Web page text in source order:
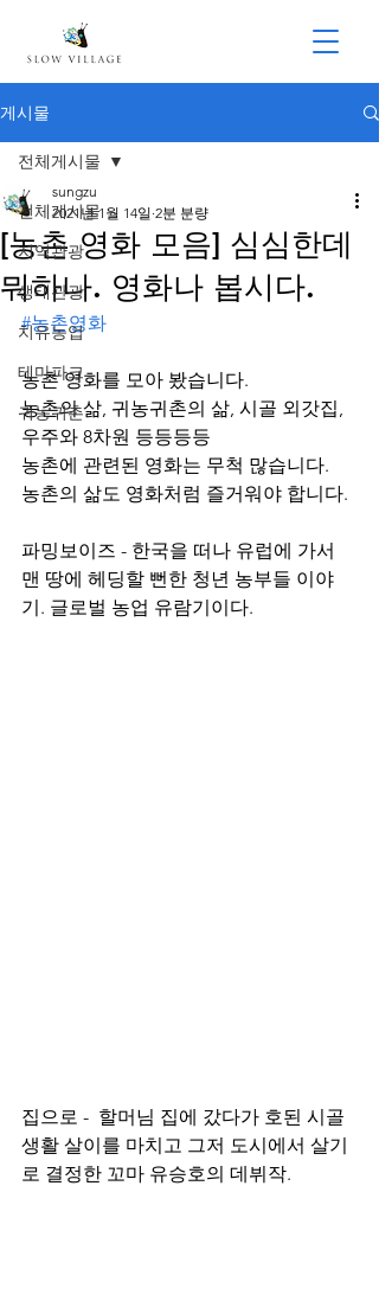
게시물
전체게시물
지역관광
생태관광
치유농업
테마파크
귀농귀촌
전체게시물
[농촌 영화 모음] 심심한데
뭐하나. 영화나 봅시다.
sungzu
2021년 1월 14일 2분 분량
#농촌영화
농촌 영화를 모아 봤습니다.
농촌의 삶, 귀농귀촌의 삶, 시골 외갓집,
우주와 8차원 등등등등
농촌에 관련된 영화는 무척 많습니다.
농촌의 삶도 영화처럼 즐거워야 합니다.
파밍보이즈 - 한국을 떠나 유럽에 가서
맨 땅에 헤딩할 뻔한 청년 농부들 이야
기. 글로벌 농업 유람기이다.
집으로 -  할머님 집에 갔다가 호된 시골
생활 살이를 마치고 그저 도시에서 살기
로 결정한 꼬마 유승호의 데뷔작.